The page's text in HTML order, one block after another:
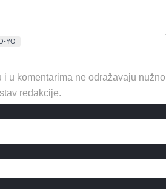
YO
i u komentarima ne odražavaju nužno
stav redakcije.